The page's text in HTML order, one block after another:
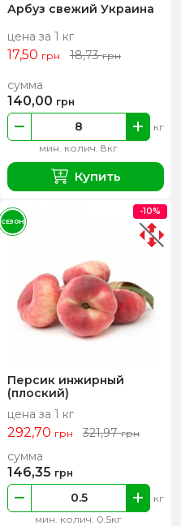
Арбуз свежий Украина
цена за 1 кг
17,50 грн 18,73грн
мин. колич. 8кг
кг
сумма
140,00 грн
Купить
Персик инжирный
(плоский)
цена за 1 кг
292,70 грн 321,97грн
мин. колич. 0.5кг
кг
сумма
146,35 грн
-10%
СЕЗОН